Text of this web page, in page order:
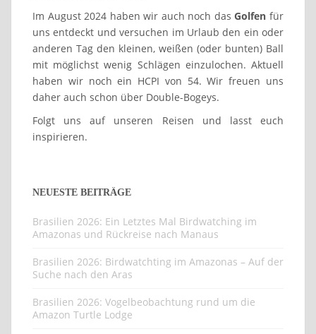
Im August 2024 haben wir auch noch dasGolfen für
uns entdeckt und versuchen im Urlaub den ein oder
anderen Tag den kleinen, weißen (oder bunten) Ball
mit möglichst wenig Schlägen einzulochen. Aktuell
haben wir noch ein HCPI von 54. Wir freuen uns
daher auch schon über Double-Bogeys.
Folgt uns auf unseren Reisen und lasst euch
inspirieren.
NEUESTE BEITRÄGE
Brasilien 2026: Ein Letztes Mal Birdwatching im
Amazonas und Rückreise nach Manaus
Brasilien 2026: Birdwatchting im Amazonas – Auf der
Suche nach den Aras
Brasilien 2026: Vogelbeobachtung rund um die
Amazon Turtle Lodge